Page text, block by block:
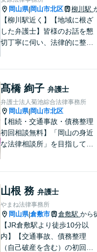
岡山県|岡山市北区 柳川駅
【柳川駅近く】【地域に根ざ
した弁護士】皆様のお話を懇
切丁寧に伺い、法律的に整理
少しでも解決されますよう，
誠心誠意努力いたす所存で
す。皆様方のご来所をお待ち
しております。
髙橋 絢子 弁護士
弁護士法人菊池綜合法律事務所
岡山県|岡山市北区
【相続・交通事故・債務整理
初回相談無料】「岡山の身近
な法律相談所」を目指してい
んなささいなことでも構いま
せん。お気軽にご相談くださ
い。【土曜日も受付可能】
【専用駐車場あり】
山根 務 弁護士
やまね法律事務所
岡山県|倉敷市 倉敷駅 から
【JR倉敷駅より徒歩10分以
内】【交通事故、債務整理
（自己破産を含む）の初回相